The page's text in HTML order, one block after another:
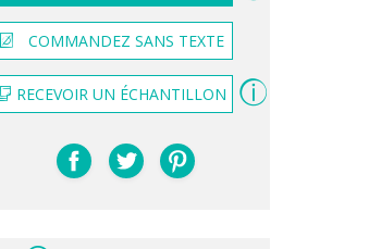
COMMANDEZ SANS TEXTE
RECEVOIR UN ÉCHANTILLON